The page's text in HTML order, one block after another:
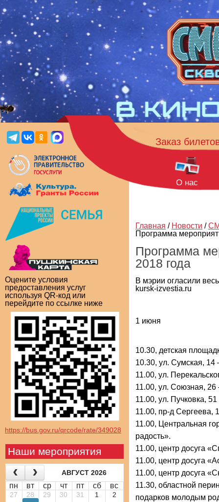
Оцените условия
предоставления услуг
используя QR-код или
перейдите по ссылке ниже
https://bus.gov.ru/qrcode/rate/349028
Наши мероприятия
АВГУСТ 2026
пн вт ср чт пт сб вс
27 28 29 30 31 1 2
Заказ
О нас
Главная / Новости /
Программа
Программа
2018 года
В мэрии огласили
kursk-izvestia.ru
1 июня
10.30, детская
10.30, ул. Сумская, 14
11.00, ул.
11.00, ул. Союзная, 26
11.00, ул. Пучковка,
11.00, пр-д Сергеева,
11.00, Центральная
радость».
11.00, центр досуга
11.00, центр досуга
11.00, центр досуга
11.30, областной
подарков молодым